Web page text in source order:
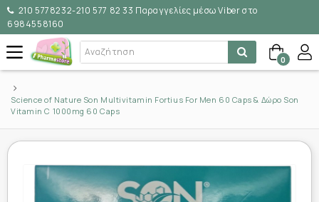
210 5778232-210 577 82 33 Παραγγελίες μέσω Viber στο
6984558160
0
Science of Nature Son Multivitamin Fortius For Men 60 Caps & Δώρο Son
Vitamin C 1000mg 60 Caps